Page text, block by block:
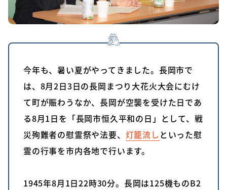
今年も、暑い夏がやってきました。長岡市で
は、8月2日3日の長岡まつり大花火大会にむけ
て町が賑わうなか、長岡が空襲を受けた日であ
る8月1日を「長岡市恒久平和の日」として、戦
災殉難者の慰霊祭や法要、 灯籠流しといった慰
霊の行事を市内各地で行います。
1945年8月1日22時30分。長岡は125機ものB2